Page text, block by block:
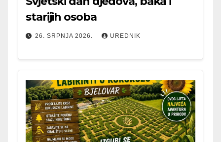
starijih osoba
26. SRPNJA 2026. UREDNIK